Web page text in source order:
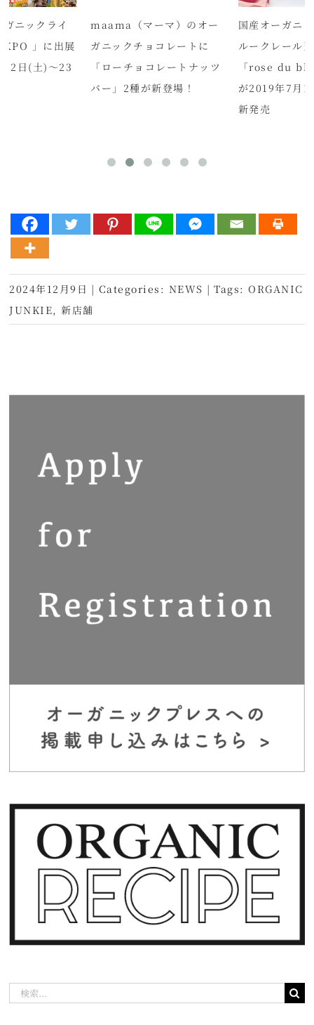
ニックライ
」に出展
22日(土)～23
maama（マーマ）のオー
ガニックチョコレートに
「ローチョコレートナッツ
バー」2種が新登場！
国産オーガニ
ルークレール
「rose du
が2019年7月
新発売
2024年12月9日 | Categories: NEWS | Tags:ORGANIC
JUNKIE,新店舗